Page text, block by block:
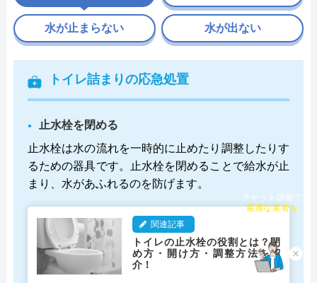
トイレ詰まりの応急処置
止水栓を閉める
止水栓は水の流れを一時的に止めたり調整したりす
るための器具です。止水栓を閉めることで給水が止
まり、水があふれるのを防げます。
関連記事
トイレの止水栓の役割とは？閉
め方・開け方・調整方法を紹
介！
水が止まらない 水が出ない
×
チャット診断で
最適な業者を